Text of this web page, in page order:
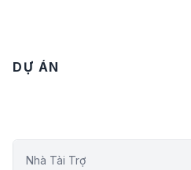
DỰ ÁN
Nhà Tài Trợ